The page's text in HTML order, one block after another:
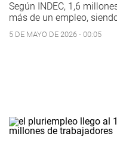
Según INDEC, 1,6
más de un empleo,
5 DE MAYO DE 2026 - 00:05